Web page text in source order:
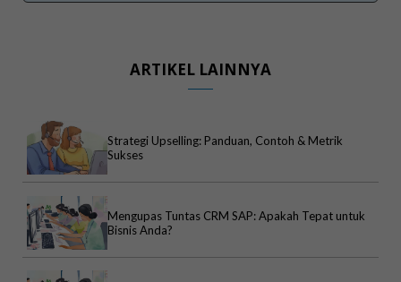
ARTIKEL LAINNYA
Strategi Upselling: Panduan, Contoh & Metrik
Sukses
Mengupas Tuntas CRM SAP: Apakah Tepat untuk
Bisnis Anda?